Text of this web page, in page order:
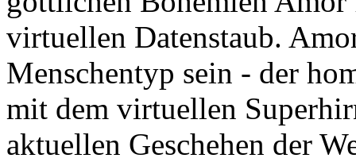
virtuellen Datenstaub.
Menschentyp sein - der
mit dem virtuellen
aktuellen Geschehen der